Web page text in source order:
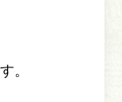
。